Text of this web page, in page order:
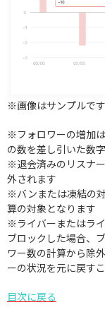
※画像はサンプルです
※フォロワーの増加
の数を差し引いた数
※退会済みのリスナ
外されます
※バンまたは凍結の
算の対象となります
※ライバーまたはラ
ブロックした場合、
ワー数の計算から除
ーの状況を元に戻す
目次に戻る